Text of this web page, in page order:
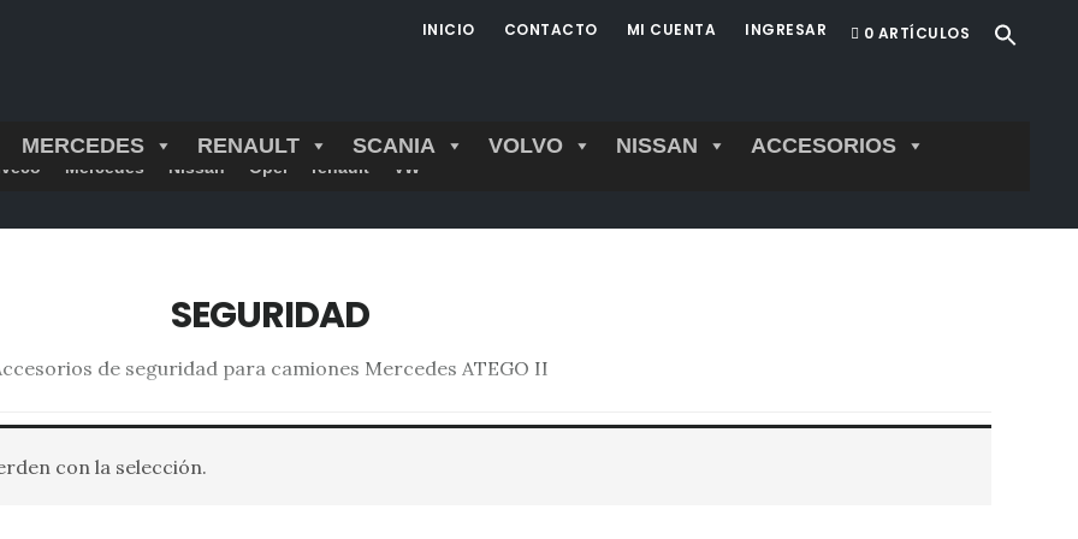
INICIO CONTACTO MI CUENTA INGRESAR 0 ARTÍCULOS
Mercedes Nissan Opel renault VW
MERCEDES RENAULT SCANIA VOLVO NISSAN ACCESORIOS
SEGURIDAD
de seguridad para camiones Mercedes ATEGO II
con la selección.